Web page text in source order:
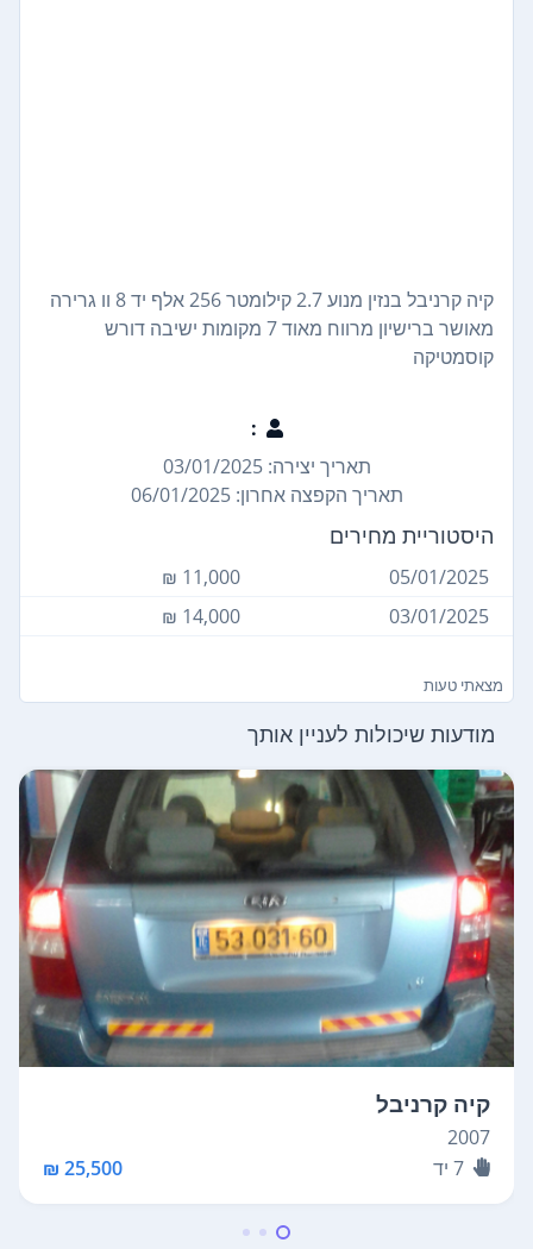
קיה קרניבל בנזין מנוע 2.7 קילומטר 256 אלף יד 8 וו גרירה
מאושר ברישיון מרווח מאוד 7 מקומות ישיבה דורש
קוסמטיקה
:
תאריך יצירה: 03/01/2025
תאריך הקפצה אחרון: 06/01/2025
היסטוריית מחירים
05/01/2025
11,000 ₪
03/01/2025
14,000 ₪
מצאתי טעות
מודעות שיכולות לעניין אותך
קיה קרניבל
2007
7 יד 25,500 ₪